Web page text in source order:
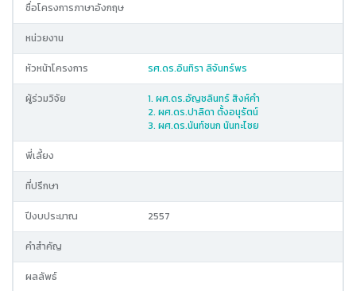
ชื่อโครงการภาษาอังกฤษ
หน่วยงาน
หัวหน้าโครงการ รศ.ดร.อินทิรา ลิจันทร์พร
ผู้ร่วมวิจัย
1. ผศ.ดร.อัญชลินทร์ สิงห์คำ
2. ผศ.ดร.ปาลิดา ตั้งอนุรัตน์
3. ผศ.ดร.นันท์ชนก นันทะไชย
พี่เลี้ยง
ที่ปรึกษา
ปีงบประมาณ 2557
คำสำคัญ
ผลลัพธ์